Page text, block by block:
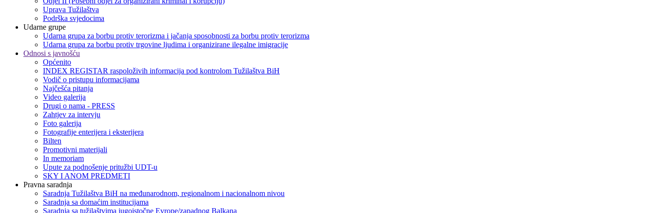
Uprava Tužilaštva
Podrška svjedocima
Udarne grupe
Udarna grupa za borbu protiv terorizma i jačanja sposobnosti za borbu protiv terorizma
Udarna grupa za borbu protiv trgovine ljudima i organizirane ilegalne imigracije
Odnosi s javnošću
Općenito
INDEX REGISTAR raspoloživih informacija pod kontrolom Tužilaštva BiH
Vodič o pristupu informacijama
Najčešća pitanja
Video galerija
Drugi o nama - PRESS
Zahtjev za intervju
Foto galerija
Fotografije enterijera i eksterijera
Bilten
Promotivni materijali
In memoriam
Upute za podnošenje pritužbi UDT-u
SKY I ANOM PREDMETI
Pravna saradnja
Saradnja Tužilaštva BiH na međunarodnom, regionalnom i nacionalnom nivou
Saradnja sa domaćim institucijama
Saradnja sa tužilaštvima jugoistočne Evrope/zapadnog Balkana